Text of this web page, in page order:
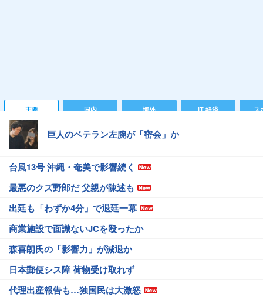
主要 国内 海外 IT 経済 ス
巨人のベテラン左腕が「密会」か
台風13号 沖縄・奄美で影響続く
最悪のクズ野郎だ 父親が陳述も
出廷も「わずか4分」で退廷一幕
商業施設で面識ないJCを殴ったか
森喜朗氏の「影響力」が減退か
日本郵便シス障 荷物受け取れず
代理出産報告も…独国民は大激怒